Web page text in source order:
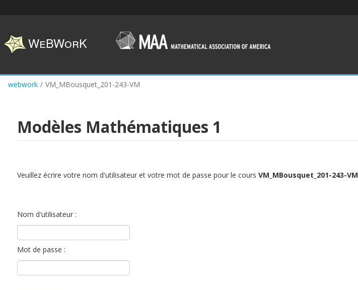
content
webwork / VM_MBousquet_201-243-VM
Modèles Mathématiques 1
Veuillez écrire votre nom d'utilisateur et votre mot de passe pour le coursVM_MBousquet_201-243-VM
Nom d'utilisateur :
Mot de passe :